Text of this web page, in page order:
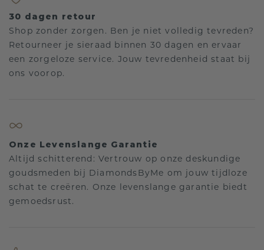
30 dagen retour
Shop zonder zorgen. Ben je niet volledig tevreden?
Retourneer je sieraad binnen 30 dagen en ervaar
een zorgeloze service. Jouw tevredenheid staat bij
ons voorop.
Onze Levenslange Garantie
Altijd schitterend: Vertrouw op onze deskundige
goudsmeden bij DiamondsByMe om jouw tijdloze
schat te creëren. Onze levenslange garantie biedt
gemoedsrust.